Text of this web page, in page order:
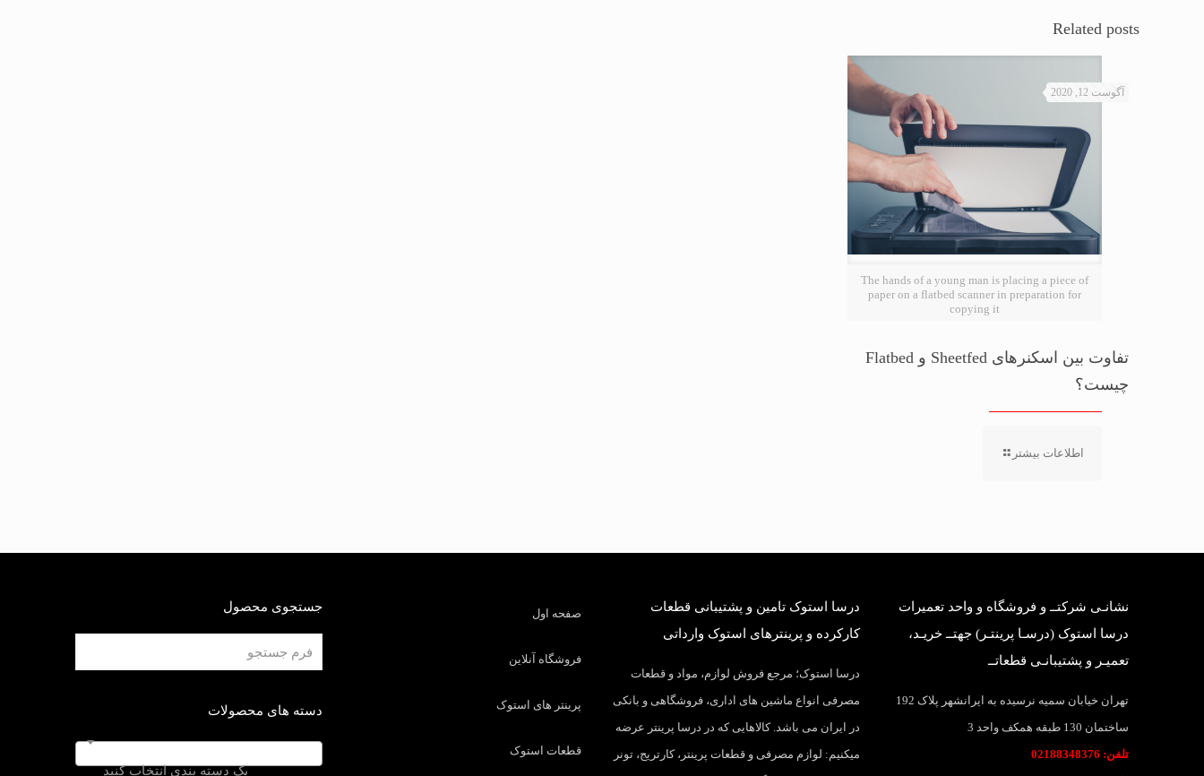
Related posts
The hands of a young man is placing a piece of
paper on a flatbed scanner in preparation for
copying it
آگوست 12, 2020
تفاوت بین اسکنرهای Sheetfed و Flatbed
چیست؟
اطلاعات بیشتر
نشانـی شرکتــ و فروشگاه و واحد تعمیرات
درسا استوک (درسـا پرینتـر) جهتــ خریـد،
تعمیـر و پشتیبانـی قطعاتــ
تهران خیابان سمیه نرسیده به ایرانشهر پلاک 192
ساختمان 130 طبقه همکف واحد 3
تلفن: 02188348376
درسا استوک تامین و پشتیبانی قطعات
کارکرده و پرینترهای استوک وارداتی
درسا استوک؛ مرجع فروش لوازم، مواد و قطعات
مصرفی انواع ماشین های اداری، فروشگاهی و بانکی
در ایران می باشد. کالاهایی که در درسا پرینتر عرضه
میکنیم: لوازم مصرفی و قطعات پرینتر، کارتریج، تونر
صفحه اول
فروشگاه آنلاین
پرینتر های استوک
قطعات استوک
جستجوی محصول
دسته های محصولات
یک دسته بندی انتخاب کنید